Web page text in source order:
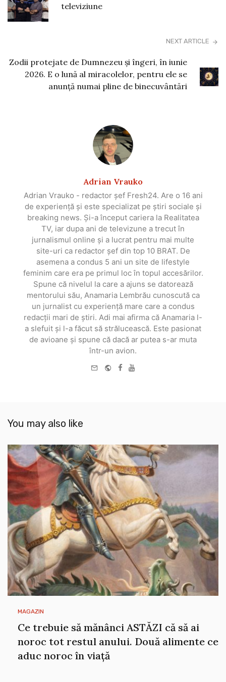
televiziune
NEXT ARTICLE
Zodii protejate de Dumnezeu și îngeri, în iunie
2026. E o lună al miracolelor, pentru ele se
anunță numai pline de binecuvântări
Adrian Vrauko
Adrian Vrauko - redactor șef Fresh24. Are o 16 ani
de experiență și este specializat pe știri sociale și
breaking news. Și-a început cariera la Realitatea
TV, iar dupa ani de televizune a trecut în
jurnalismul online și a lucrat pentru mai multe
site-uri ca redactor șef din top 10 BRAT. De
asemena a condus 5 ani un site de lifestyle
feminim care era pe primul loc în topul accesărilor.
Spune că nivelul la care a ajuns se datorează
mentorului său, Anamaria Lembrău cunoscută ca
un jurnalist cu experiență mare care a condus
redacții mari de știri. Adi mai afirma că Anamaria l-
a slefuit și l-a făcut să strălucească. Este pasionat
de avioane și spune că dacă ar putea s-ar muta
într-un avion.
e-
WebsiteFacebook
You may also like
MAGAZIN
Ce trebuie să mănânci ASTĂZI că să ai
noroc tot restul anului. Două alimente ce
aduc noroc în viață